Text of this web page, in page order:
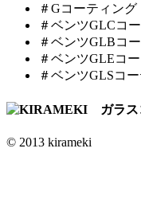
＃Gコーティング
＃ベンツGLCコ
＃ベンツGLBコ
＃ベンツGLEコ
＃ベンツGLSコ
© 2013 kirameki